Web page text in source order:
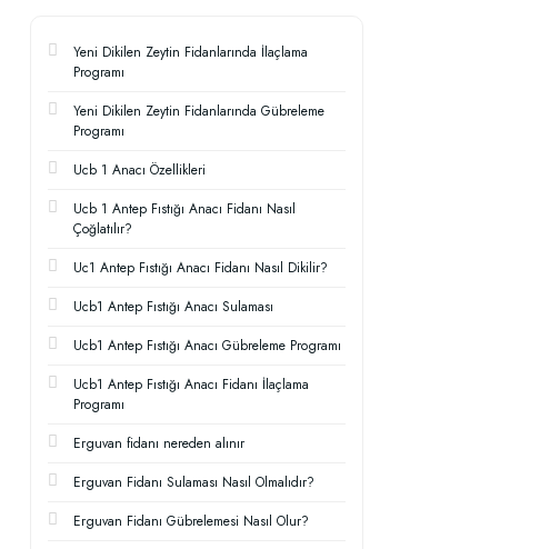
Yeni Dikilen Zeytin Fidanlarında İlaçlama
Programı
Yeni Dikilen Zeytin Fidanlarında Gübreleme
Programı
Ucb 1 Anacı Özellikleri
Ucb 1 Antep Fıstığı Anacı Fidanı Nasıl
Çoğlatılır?
Uc1 Antep Fıstığı Anacı Fidanı Nasıl Dikilir?
Ucb1 Antep Fıstığı Anacı Sulaması
Ucb1 Antep Fıstığı Anacı Gübreleme Programı
Ucb1 Antep Fıstığı Anacı Fidanı İlaçlama
Programı
Erguvan fidanı nereden alınır
Erguvan Fidanı Sulaması Nasıl Olmalıdır?
Erguvan Fidanı Gübrelemesi Nasıl Olur?